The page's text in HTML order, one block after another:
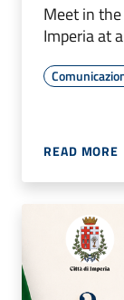
Meet in
Imperia at
READ MORE